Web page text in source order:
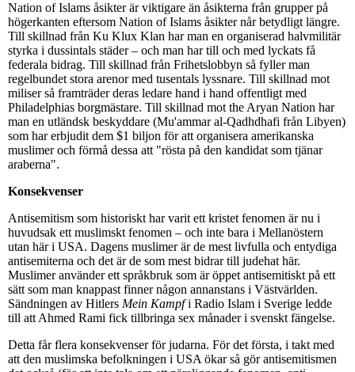
Nation of Islams åsikter är viktigare än åsikterna från grupper på
högerkanten eftersom Nation of Islams åsikter når betydligt längre.
Till skillnad från Ku Klux Klan har man en organiserad halvmilitär
styrka i dussintals städer – och man har till och med lyckats få
federala bidrag. Till skillnad från Frihetslobbyn så fyller man
regelbundet stora arenor med tusentals lyssnare. Till skillnad mot
miliser så framträder deras ledare hand i hand offentligt med
Philadelphias borgmästare. Till skillnad mot the Aryan Nation har
man en utländsk beskyddare (Mu'ammar al-Qadhdhafi från Libyen)
som har erbjudit dem $1 biljon för att organisera amerikanska
muslimer och förmå dessa att "rösta på den kandidat som tjänar
araberna".
Konsekvenser
Antisemitism som historiskt har varit ett kristet fenomen är nu i
huvudsak ett muslimskt fenomen – och inte bara i Mellanöstern
utan här i USA. Dagens muslimer är de mest livfulla och entydiga
antisemiterna och det är de som mest bidrar till judehat här.
Muslimer använder ett språkbruk som är öppet antisemitiskt på ett
sätt som man knappast finner någon annanstans i Västvärlden.
Sändningen av Hitlers Mein Kampfi Radio Islam i Sverige ledde
till att Ahmed Rami fick tillbringa sex månader i svenskt fängelse.
Detta får flera konsekvenser för judarna. För det första, i takt med
att den muslimska befolkningen i USA ökar så gör antisemitismen